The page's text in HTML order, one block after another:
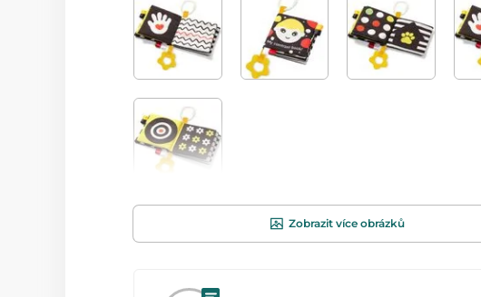
Zobrazit více obrázků